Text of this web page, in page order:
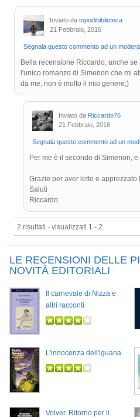
Inviato da topodibiblioteca
21 Febbraio, 2016
Segnala questo commento ad un
Bella recensione Riccardo, anche
l'unico romanzo di Simenon che mi
da me, non è molto il mio genere;)
Inviato da Riccardo76
21 Febbraio, 2016
Segnala questo commento ad un
Per me è il secondo di Simenon,
Grazie per aver letto e apprezzato
Saluti
Riccardo
2 risultati - visualizzati 1 - 2
LE RECENSIONI DELLE
NOVITÀ EDITORIALI
Il carnevale di Nizza e
altri racconti
L'innocenza dell'iguana
Volver. Ritorno per il